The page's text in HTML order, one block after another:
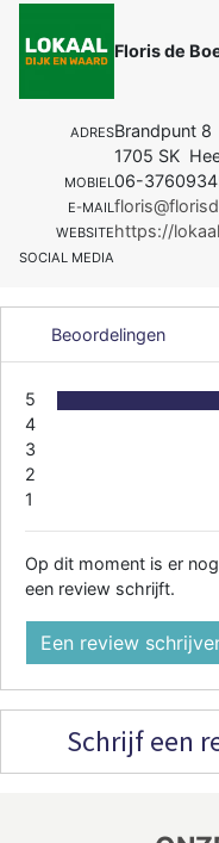
Floris de
ADRESBrandpunt 8
1705 SK
MOBIEL06-
E-MAIL
WEBSITEhttps://
SOCIAL MEDIA
Beoordelingen
5
4
3
2
1
Op dit moment is er
een review schrijft.
Een review
Schrijf een